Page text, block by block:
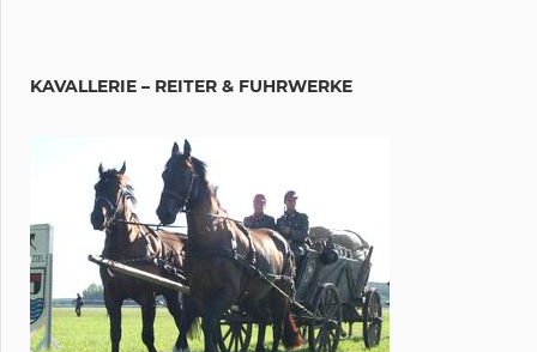
KAVALLERIE – REITER & FUHRWERKE